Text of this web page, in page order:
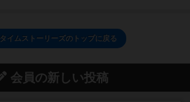
タイムストーリーズのトップに戻る
会員の新しい投稿